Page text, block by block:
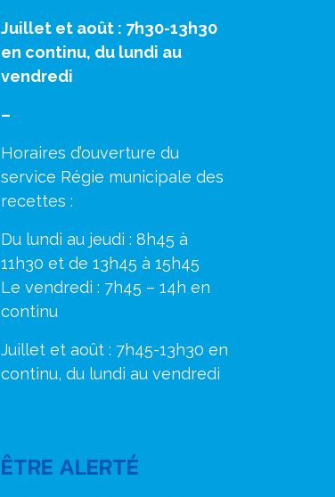
Juillet et août : 7h30-13h30
en continu, du lundi au
vendredi
–
Horaires d’ouverture du
service Régie municipale des
recettes :
Du lundi au jeudi : 8h45 à
11h30 et de 13h45 à 15h45
Le vendredi : 7h45 – 14h en
continu
Juillet et août : 7h45-13h30 en
continu, du lundi au vendredi
ÊTRE ALERTÉ